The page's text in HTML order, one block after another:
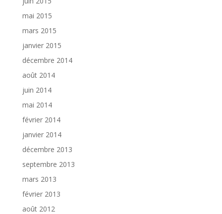
mai 2015
mars 2015
janvier 2015
décembre 2014
août 2014
juin 2014
mai 2014
février 2014
janvier 2014
décembre 2013
septembre 2013
mars 2013
février 2013
août 2012